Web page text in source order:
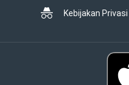
Kebijakan Privasi